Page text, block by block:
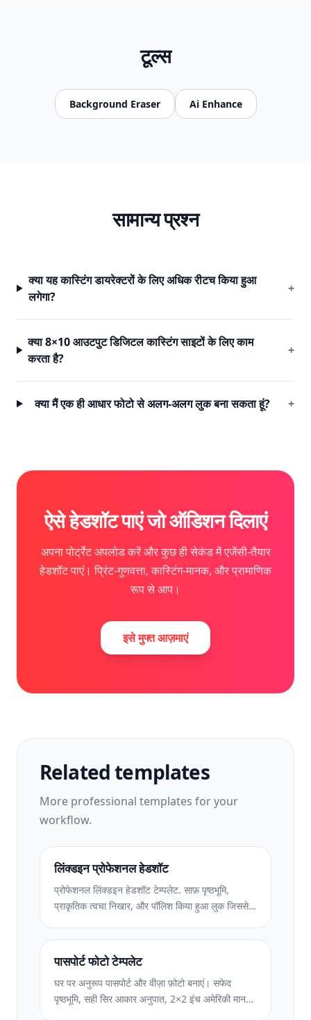
टूल्स
Background Eraser Ai Enhance
सामान्य प्रश्न
क्या यह कास्टिंग डायरेक्टरों के लिए अधिक रीटच किया हुआ
लगेगा?
+
क्या 8×10 आउटपुट डिजिटल कास्टिंग साइटों के लिए काम
करता है?
+
क्या मैं एक ही आधार फोटो से अलग-अलग लुक बना सकता हूं? +
ऐसे हेडशॉट पाएं जो ऑडिशन दिलाएं
अपना पोर्ट्रेट अपलोड करें और कुछ ही सेकंड में एजेंसी-तैयार
हेडशॉट पाएं। प्रिंट-गुणवत्ता, कास्टिंग-मानक, और प्रामाणिक
रूप से आप।
इसे मुफ्त आज़माएं
Related templates
More professional templates for your
workflow.
लिंक्डइन प्रोफेशनल हेडशॉट
प्रोफेशनल लिंक्डइन हेडशॉट टेम्पलेट. साफ़ पृष्ठभूमि,
प्राकृतिक त्वचा निखार, और पॉलिश किया हुआ लुक जिससे
पासपोर्ट फोटो टेम्पलेट
घर पर अनुरूप पासपोर्ट और वीज़ा फ़ोटो बनाएं। सफेद
पृष्ठभूमि, सही सिर आकार अनुपात, 2×2 इंच अमेरिकी मानक,